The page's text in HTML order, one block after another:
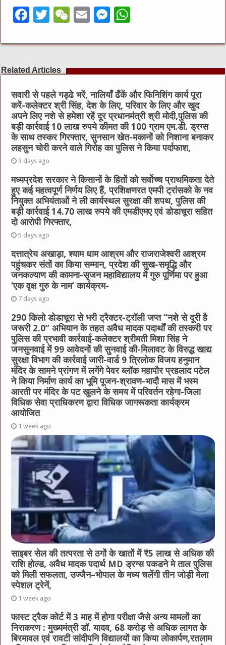
F
c
e
b
o
o
k
T
it
te
r
W
C
h
at
E
ai
l
M
ss
e
n
g
er
at
s
A
p
p
Related Articles
सवारी से पहले गड्ढे भरें, नालियाँ ढँकें और फिनिशिंग कार्य पूरा
करें-कलेक्टर श्री सिंह, देश के लिए, परिवार के लिए और खुद
अपने लिए नशे से हमेशा रहें दूर प्रधानमंत्री श्री मोदी,पुलिस की
बड़ी कार्रवाई 10 लाख रुपये कीमत की 100 ग्राम एम.डी. ड्रग्स
के साथ तस्कर गिरफ्तार, सुनसान खेत-मकानों को निशाना बनाकर
लहसुन चोरी करने वाले गिरोह का पुलिस ने किया पर्दाफाश,
3 days ago
मध्यप्रदेश सरकार ने किसानों के हितों को सर्वोच्च प्राथमिकता देते
हुए कई महत्वपूर्ण निर्णय लिए हैं, प्रशिक्षणरत एमपी ट्रांसको के नव
नियुक्त अभियंताओं ने ली कार्यस्थल सुरक्षा की शपथ, पुलिस की
बड़ी कार्रवाई 14.70 लाख रुपये की एमडीएमए एवं डोडाचूरा सहित
दो आरोपी गिरफ्तार,
5 days ago
दत्तात्रेय अखाड़ा, श्याम धाम आश्रम और राजराजेश्वरी आश्रम
पहुंचकर संतों का किया सम्मान, प्रदेश की सुख-समृद्धि और
जनकल्याण की कामना-सृजन महाविद्यालय में गुरु पूर्णिमा पर हुआ
‘एक वृक्ष गुरु के नाम’ कार्यक्रम-
7 days ago
290 किलो डोडाचूरा से भरी ट्रैक्टर-ट्रॉली जप्त “नशे से दूरी है
जरूरी 2.0” अभियान के तहत अवैध मादक पदार्थों की तस्करी पर
पुलिस की प्रभावी कार्रवाई-कलेक्टर श्रीमती मिशा सिंह ने
जनसुनवाई में 99 आवेदनों की सुनवाई की-मिलावट के विरुद्ध खाद्य
सुरक्षा विभाग की कार्रवाई जारी-वार्ड 9 त्रिलोक विजय हनुमान
मंदिर के सामने प्रांगण में लगेंगे पेवर ब्लॉक महापौर प्रहलाद पटेल
ने किया निर्माण कार्य का भूमि पूजन-श्रावण-भादौ मास में भस्म
आरती पर मंदिर के पट खुलने के समय में परिवर्तन रहेगा-जिला
विधिक सेवा प्राधिकरण द्वारा विधिक जागरूकता कार्यक्रम
आयोजित
1 week ago
साइबर सेल की तत्परता से ठगों के खातों में ₹5 लाख से अधिक की
राशि होल्ड, अवैध मादक पदार्थ MD ड्रग्स पकडने मे ताल पुलिस
को मिली सफलता, उज्जैन–भोपाल के मध्य चलेंगी तीन जोड़ी मेला
स्पेशल ट्रेनें,
1 week ago
फास्ट ट्रैक कोर्ट में 3 माह में होगा परीक्षा जैसे अन्य मामलों का
निराकरण : मुख्यमंत्री डॉ. यादव, 68 करोड़ से अधिक लागत के
बिरमावल एवं रावटी सांदीपनि विद्यालयों का किया लोकार्पण,रतलाम